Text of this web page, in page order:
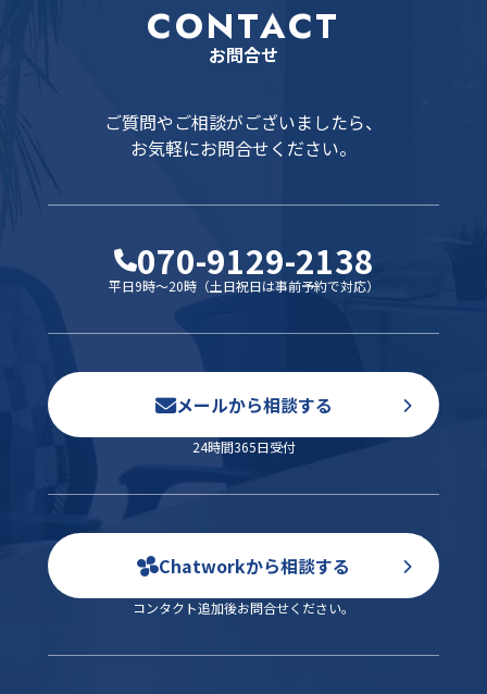
CONTACT
お問合せ
ご質問やご相談がございましたら、
お気軽にお問合せください。
070-9129-2138
平日9時～20時（土日祝日は事前予約で対応）
メールから相談する
24時間365日受付
Chatworkから相談する
コンタクト追加後お問合せください。